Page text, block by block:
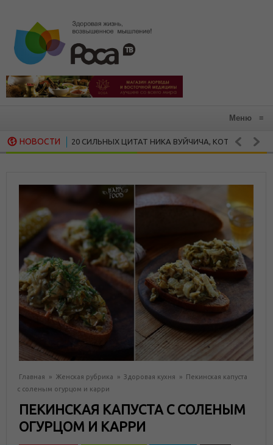
Меню ≡
НОВОСТИ
20 СИЛЬНЫХ ЦИТАТ НИКА ВУЙЧИЧА, КОТОРЫЕ ЗАРАЖАЮТ
Главная » Женская рубрика » Здоровая кухня » Пекинская капуста
с соленым огурцом и карри
ПЕКИНСКАЯ КАПУСТА С СОЛЕНЫМ
ОГУРЦОМ И КАРРИ